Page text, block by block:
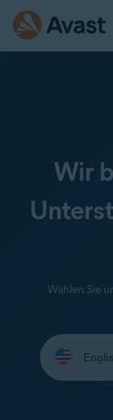
Wir
Wählen Sie